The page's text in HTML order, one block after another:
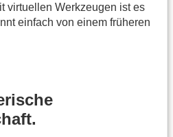
virtuellen Werkzeugen ist es
einfach von einem früheren